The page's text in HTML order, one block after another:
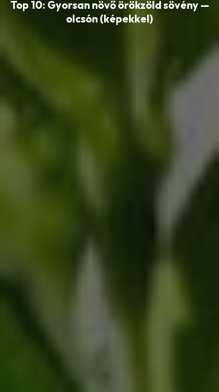
Top 10: Gyorsan növő örökzöld sövény —
olcsón (képekkel)